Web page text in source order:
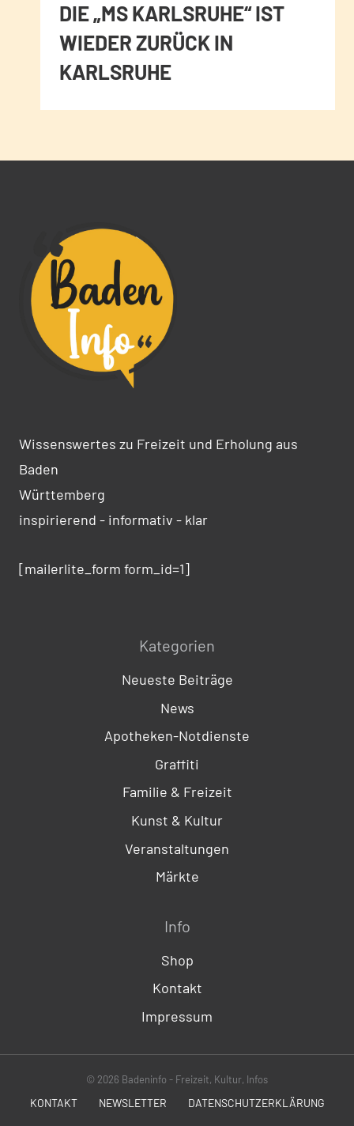
DIE „MS KARLSRUHE“ IST
WIEDER ZURÜCK IN
KARLSRUHE
Wissenswertes zu Freizeit und Erholung aus
Baden
Württemberg
inspirierend - informativ - klar
[mailerlite_form form_id=1]
Kategorien
Neueste Beiträge
News
Apotheken-Notdienste
Graffiti
Familie & Freizeit
Kunst & Kultur
Veranstaltungen
Märkte
Info
Shop
Kontakt
Impressum
© 2026 Badeninfo - Freizeit, Kultur, Infos
KONTAKT NEWSLETTER DATENSCHUTZERKLÄRUNG